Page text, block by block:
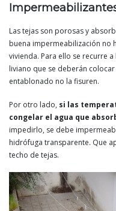
Las tejas son porosas y
buena impermeabilización no
vivienda. Para ello se recurre
liviano que se deberán
entablonado no la fisuren.
Por otro lado, si las
congelar el agua que
impedirlo, se debe
hidrófuga transparente. Que
techo de tejas.